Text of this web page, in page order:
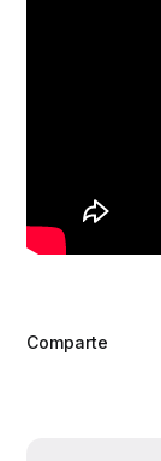
Comparte